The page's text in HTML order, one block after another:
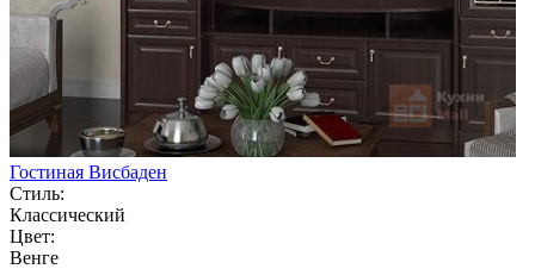
Гостиная Висбаден
Стиль:
Классический
Цвет:
Венге